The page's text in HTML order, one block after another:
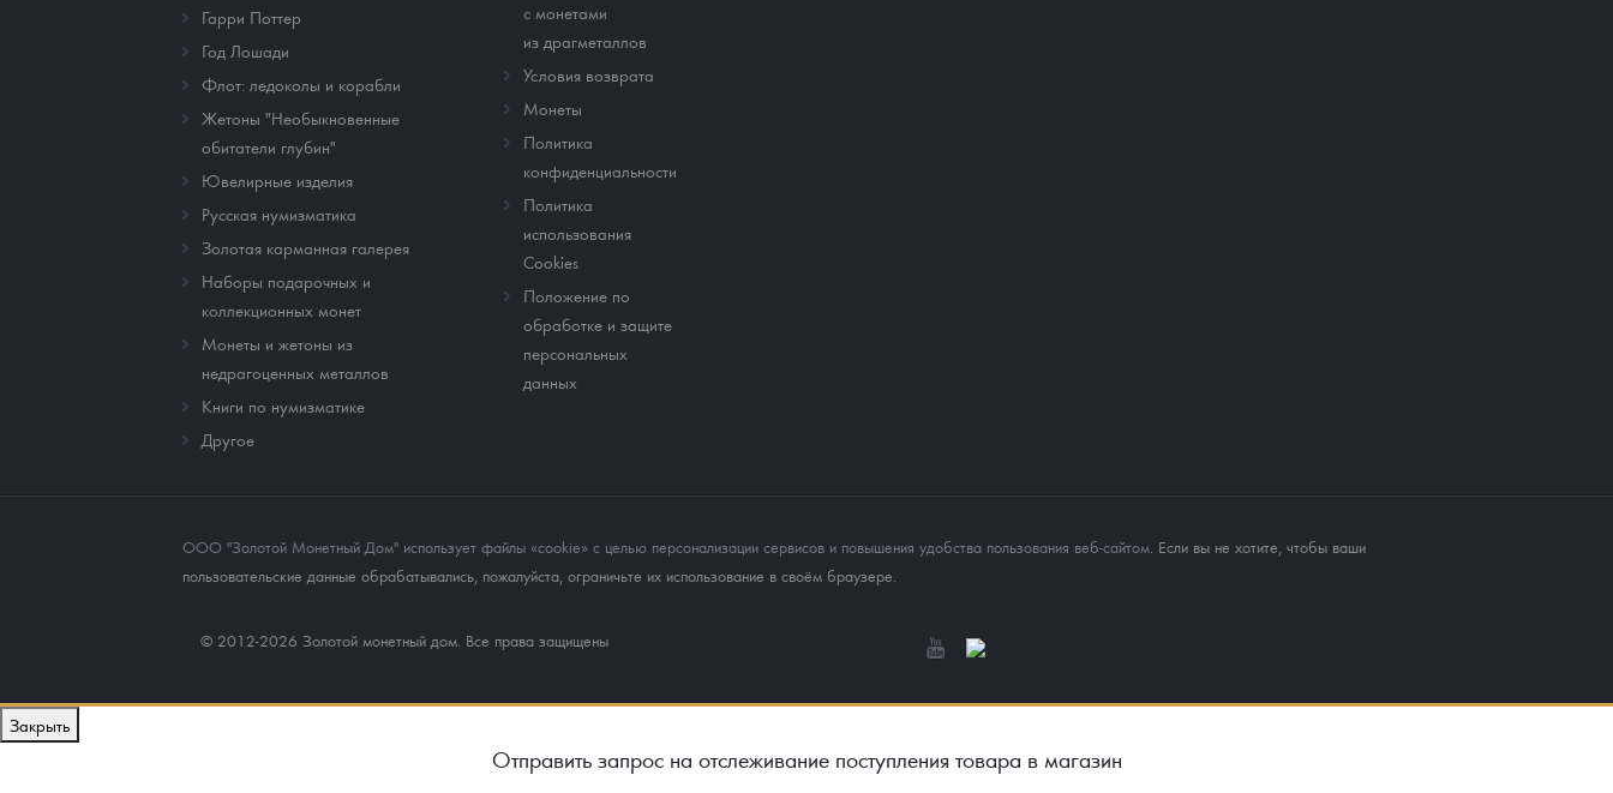
Гарри Поттер
Год Лошади
Флот: ледоколы и корабли
Жетоны "Необыкновенные
обитатели глубин"
Ювелирные изделия
Русская нумизматика
Золотая карманная галерея
Наборы подарочных и
коллекционных монет
Монеты и жетоны из
недрагоценных металлов
Книги по нумизматике
Другое
с монетами
из драгметаллов
Условия возврата
Монеты
Политика
конфиденциальности
Политика
использования
Cookies
Положение по
обработке и защите
персональных
данных
ООО "Золотой Монетный Дом" использует файлы «cookie» с целью персонализации сервисов и повышения удобства пользования веб-сайтом. Если вы не хотите, чтобы ваши
пользовательские данные обрабатывались, пожалуйста, ограничьте их использование в своём браузере.
© 2012-2026 Золотой монетный дом. Все права защищены
Закрыть
Отправить запрос на отслеживание поступления товара в магазин